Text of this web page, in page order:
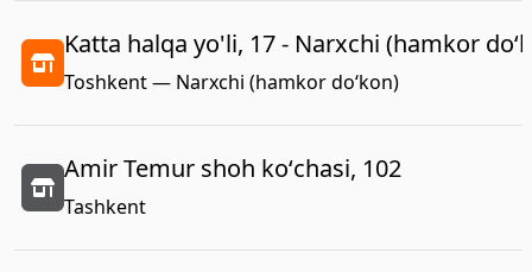
Katta halqa yo'li, 17 - Narxchi (hamkor
Toshkent — Narxchi (hamkor do‘kon)
Amir Temur shoh koʻchasi, 102
Tashkent